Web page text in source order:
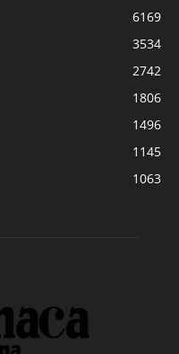
6169
3534
2742
1806
1496
1145
1063